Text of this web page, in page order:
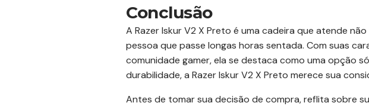
Conclusão
A Razer Iskur V2 X Preto é uma cadeira que atende
pessoa que passe longas horas sentada. Com suas
comunidade gamer, ela se destaca como uma opção
durabilidade, a Razer Iskur V2 X Preto merece sua
Antes de tomar sua decisão de compra, reflita sobre